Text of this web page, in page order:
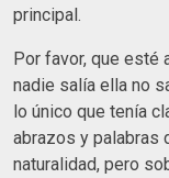
principal.
Por favor, que esté
nadie salía ella no
lo único que tenía
abrazos y palabras
naturalidad, pero